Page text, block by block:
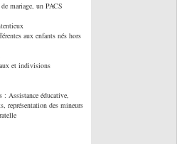
mariage, un PACS
aux enfants nés hors
et indivisions
: Assistance éducative,
représentation des mineurs